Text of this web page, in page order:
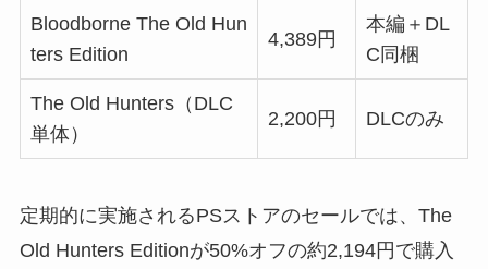
Bloodborne The Old Hun
ters Edition
4,389円
本編＋DL
C同梱
The Old Hunters（DLC
単体）
2,200円 DLCのみ
定期的に実施されるPSストアのセールでは、The
Old Hunters Editionが50%オフの約2,194円で購入